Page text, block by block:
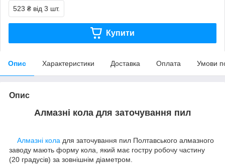
523 ₴ від 3 шт.
Купити
Опис Характеристики Доставка Оплата Умови
Опис
Алмазні кола для заточування пил
Алмазні кола для заточування пил Полтавського алмазного
заводу мають форму кола, який має гостру робочу частину
(20 градусів) за зовнішнім діаметром.